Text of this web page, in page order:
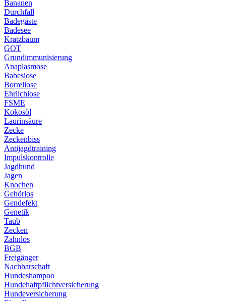
Bananen
Durchfall
Badegäste
Badesee
Kratzbaum
GOT
Grundimmunisierung
Anaplasmose
Babesiose
Borreliose
Ehrlichiose
FSME
Kokosöl
Laurinsäure
Zecke
Zeckenbiss
Antijagdtraining
Impulskontrolle
Jagdhund
Jagen
Knochen
Gehörlos
Gendefekt
Genetik
Taub
Zecken
Zahnlos
BGB
Freigänger
Nachbarschaft
Hundeshampoo
Hundehaftpflichtversicherung
Hundeversicherung